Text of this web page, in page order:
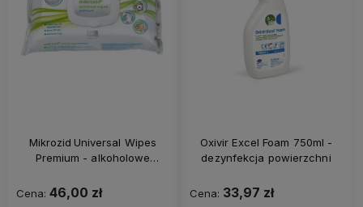
Mikrozid Universal Wipes
Premium - alkoholowe
powierzchni
Cena: 46,00 zł
Oxivir Excel Foam 750ml -
dezynfekcja powierzchni
Cena: 33,97 zł